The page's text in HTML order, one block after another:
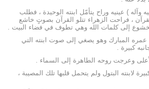
وآله ) عينيه وراح يتأمّل ابنته الوحيدة ، فطلب
، فراحت الزهراء تتلو القرآن بصوتٍ خاشع
إلى كلمات الله وهي تطوف في فضاء البيت .
المبارك وهو يصغي إلى صوت ابنته التي
كبيرة .
وعرجت روحه الطاهرة إلى السماء .
لابنته البتول ولم يتحمل قلبها تلك المصيبة ،